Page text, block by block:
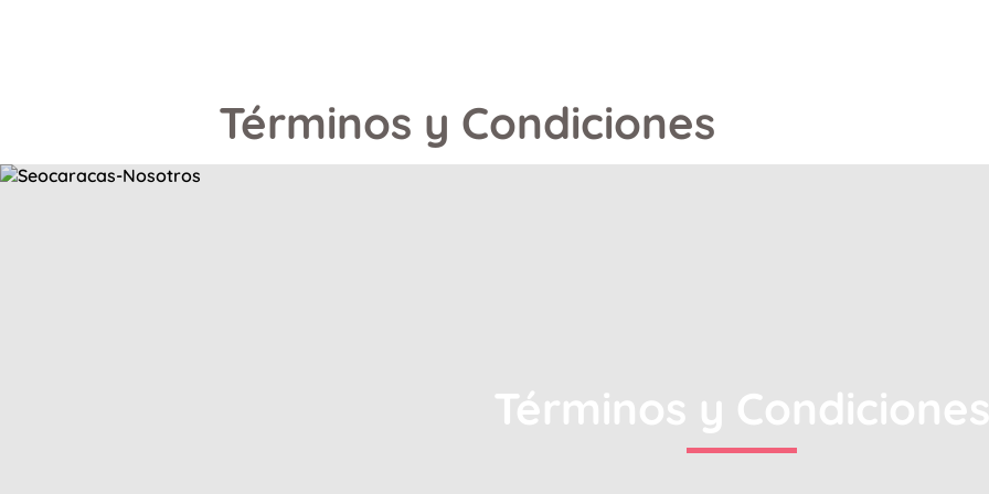
Términos y Condiciones
Términos y Condiciones